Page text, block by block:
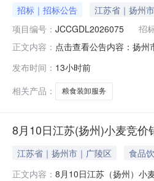
招标｜招标公告 江苏省｜扬州
项目编号： JCCGDL2026075 招
正文内容： 点击查看公告内容：扬
发布时间： 13小时前
相关产品：
粮食装卸服务
8月10日江苏(扬州)小麦竞
江苏省｜扬州市｜广陵区 食品
正文内容： 8月10日江苏（扬州）小